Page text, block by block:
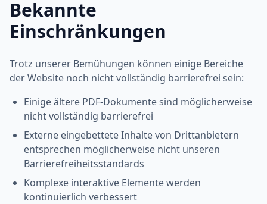
Bekannte
Einschränkungen
Trotz unserer Bemühungen können einige Bereiche
der Website noch nicht vollständig barrierefrei sein:
Einige ältere PDF-Dokumente sind möglicherweise
nicht vollständig barrierefrei
Externe eingebettete Inhalte von Drittanbietern
entsprechen möglicherweise nicht unseren
Barrierefreiheitsstandards
Komplexe interaktive Elemente werden
kontinuierlich verbessert